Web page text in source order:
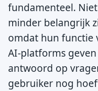
fundamenteel.
minder belangrijk
omdat hun functie
AI-platforms
antwoord op
gebruiker nog